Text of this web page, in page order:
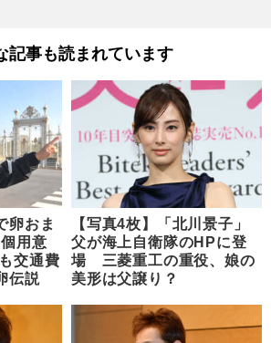
記事も読まれています
卵おま
用意
交通費
伝説
【写真4枚】「北川景子」
父が海上自衛隊のHPに登
場 三菱重工の重役、娘の
美形は父譲り？